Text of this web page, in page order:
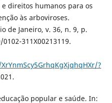
direitos humanos para os
às arboviroses.
de Janeiro, v. 36, n. 9, p.
311X00213119.
?
popular e saúde. In: